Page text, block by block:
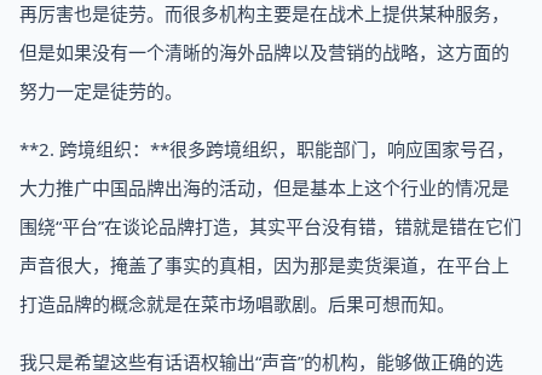
再厉害也是徒劳。而很多机构主要是在战术上提供某种服务，
但是如果没有一个清晰的海外品牌以及营销的战略，这方面的
努力一定是徒劳的。
**2. 跨境组织：**很多跨境组织，职能部门，响应国家号召，
大力推广中国品牌出海的活动，但是基本上这个行业的情况是
围绕“平台”在谈论品牌打造，其实平台没有错，错就是错在它们
声音很大，掩盖了事实的真相，因为那是卖货渠道，在平台上
打造品牌的概念就是在菜市场唱歌剧。后果可想而知。
我只是希望这些有话语权输出“声音”的机构，能够做正确的选